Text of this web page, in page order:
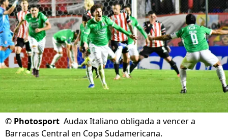
© Photosport Audax Italiano obligada a vencer a
Barracas Central en Copa Sudamericana.